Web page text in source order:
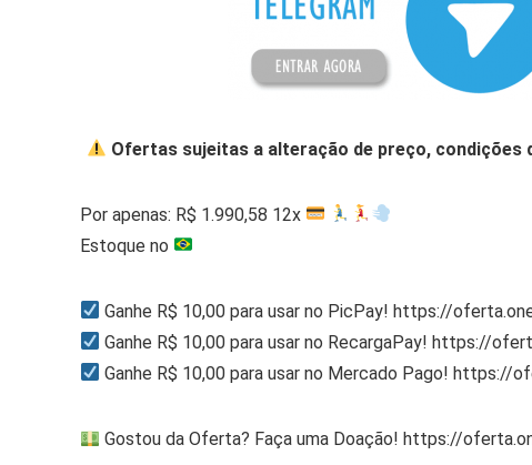
Ofertas sujeitas a alteração de preço, condições
Por apenas: R$ 1.990,58 12x
Estoque no
Ganhe R$ 10,00 para usar no PicPay! https://
Ganhe R$ 10,00 para usar no RecargaPay! https://
Ganhe R$ 10,00 para usar no Mercado Pago! https://
Gostou da Oferta? Faça uma Doação! https://